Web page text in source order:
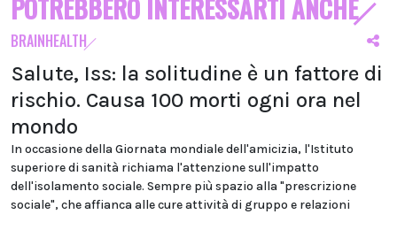
POTREBBERO INTERESSARTI ANCHE
BRAINHEALTH
Salute, Iss: la solitudine è un fattore di
rischio. Causa 100 morti ogni ora nel
mondo
In occasione della Giornata mondiale dell'amicizia, l'Istituto
superiore di sanità richiama l'attenzione sull'impatto
dell'isolamento sociale. Sempre più spazio alla "prescrizione
sociale", che affianca alle cure attività di gruppo e relazioni